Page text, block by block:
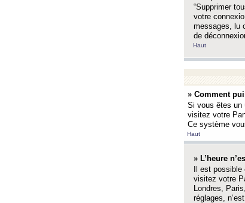
“Supprimer
votre
messages, lu
de
Haut
» Comment
Si vous êtes un
visitez votre
Ce système
Haut
» L’heure
Il est
visitez votre
Londres,
réglages,